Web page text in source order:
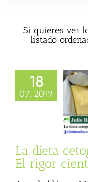
Si quieres ver
listado
18
07, 2019
está
El rigor
La dieta
El rigor